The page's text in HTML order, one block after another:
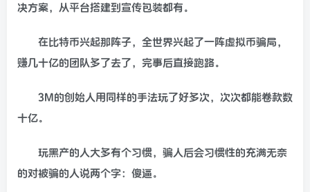
决方案，从平台搭建到宣传包装都有。
在比特币兴起那阵子，全世界兴起了一阵虚拟币骗局，
赚几十亿的团队多了去了，完事后直接跑路。
3M的创始人用同样的手法玩了好多次，次次都能卷款数
十亿。
玩黑产的人大多有个习惯，骗人后会习惯性的充满无奈
的对被骗的人说两个字：傻逼。